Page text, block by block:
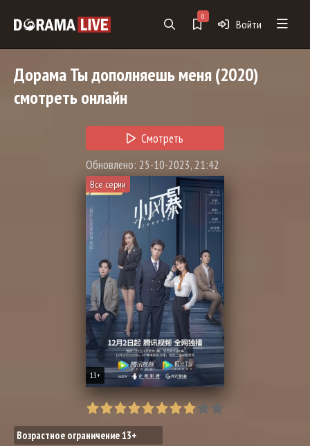
0
Войти
ДорамаТы дополняешь меня(2020)
смотреть онлайн
Смотреть
Обновлено: 25-10-2023, 21:42
Все серии
13+
Возрастное ограничение 13+